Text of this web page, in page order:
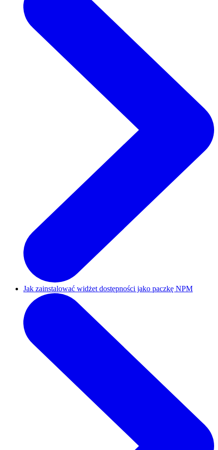
Jak zainstalować widżet dostępności jako paczkę NPM